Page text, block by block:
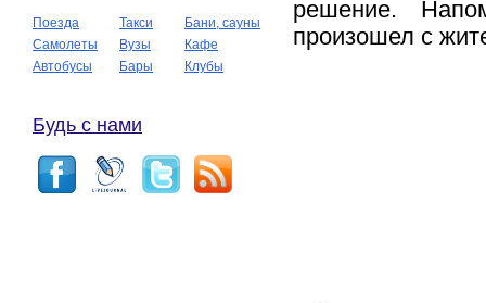
Поезда Такси
Бани, сауны
Самолеты
Вузы
Кафе
Автобусы
Бары Клубы
Будь с нами
решение.
произошел с